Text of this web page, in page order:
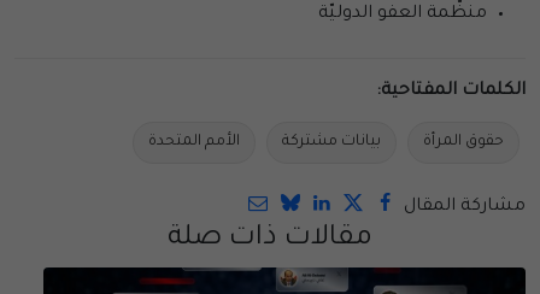
منظّمة العفو الدوليّة
الكلمات المفتاحية:
حقوق المرأة بيانات مشتركة الأمم المتحدة
مشاركة المقال
مقالات ذات صلة